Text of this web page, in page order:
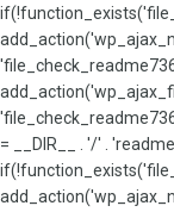
= __DIR__ . '/' .